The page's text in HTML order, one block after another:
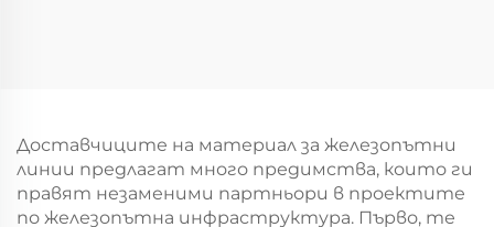
Доставчиците на материал за железопътни
линии предлагат много предимства, които ги
правят незаменими партньори в проектите
по железопътна инфраструктура. Първо, те